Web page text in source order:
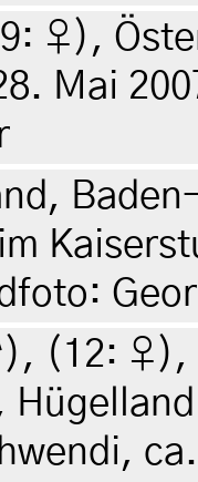
♀ ),
Mai
), (12: ♀ ),